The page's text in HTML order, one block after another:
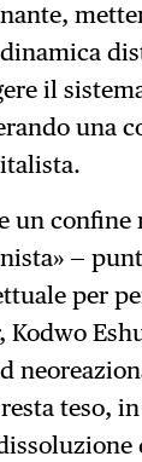
dinamica
il
una
un confine
—
per
Kodwo
teso,